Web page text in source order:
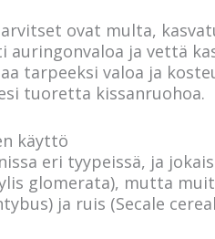
ovat multa,
auringonvaloa ja vettä
tarpeeksi valoa ja
tuoretta kissanruohoa.
käyttö
eri tyypeissä, ja
glomerata), mutta
ja ruis (Secale